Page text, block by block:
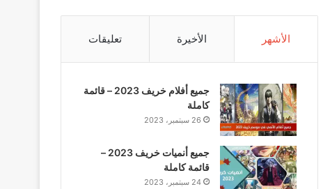
الأشهر الأخيرة تعليقات
جميع أفلام خريف 2023 – قائمة
كاملة
26 سبتمبر، 2023
جميع أنميات خريف 2023 –
قائمة كاملة
24 سبتمبر، 2023